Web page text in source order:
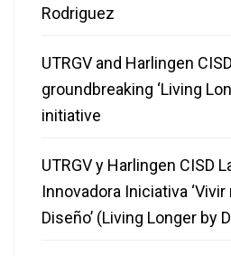
Rodriguez
UTRGV and Harlingen
groundbreaking ‘Living
initiative
UTRGV y Harlingen CISD
Innovadora Iniciativa
Diseño’ (Living Longer by